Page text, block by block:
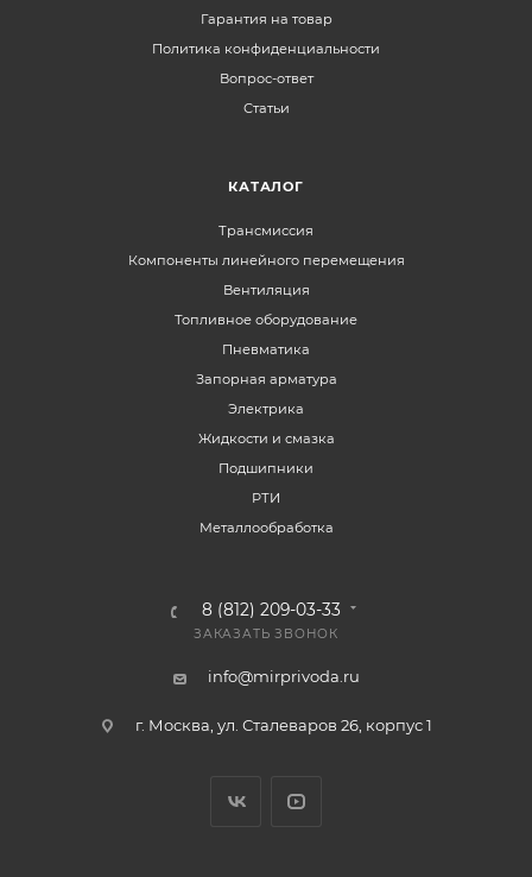
Гарантия на товар
Политика конфиденциальности
Вопрос-ответ
Статьи
КАТАЛОГ
Трансмиссия
Компоненты линейного перемещения
Вентиляция
Топливное оборудование
Пневматика
Запорная арматура
Электрика
Жидкости и смазка
Подшипники
РТИ
Металлообработка
8 (812) 209-03-33
ЗАКАЗАТЬ ЗВОНОК
info@mirprivoda.ru
г. Москва, ул. Сталеваров 26, корпус 1